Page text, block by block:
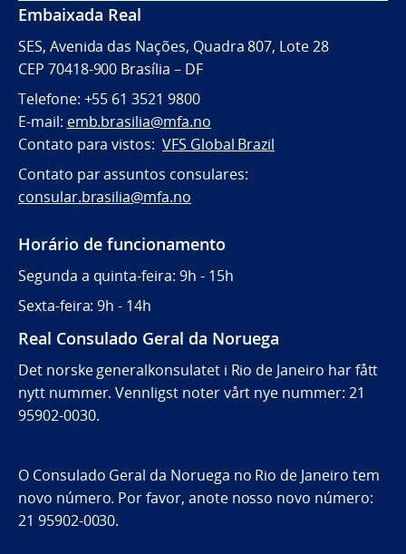
Embaixada Real
SES, Avenida das Nações, Quadra 807, Lote 28
CEP 70418-900 Brasília – DF
Telefone: +55 61 3521 9800
E-mail: emb.brasilia@mfa.no
Contato para vistos: VFS Global Brazil
Contato par assuntos consulares:
consular.brasilia@mfa.no
Horário de funcionamento
Segunda a quinta-feira: 9h - 15h
Sexta-feira: 9h - 14h
Real Consulado Geral da Noruega
Det norske generalkonsulatet i Rio de Janeiro har fått
nytt nummer. Vennligst noter vårt nye nummer: 21
95902-0030.
O Consulado Geral da Noruega no Rio de Janeiro tem
novo número. Por favor, anote nosso novo número:
21 95902-0030.